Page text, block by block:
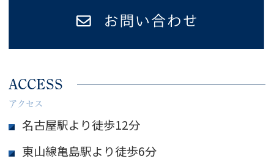
ACCESS
アクセス
名古屋駅より徒歩12分
東山線亀島駅より徒歩6分